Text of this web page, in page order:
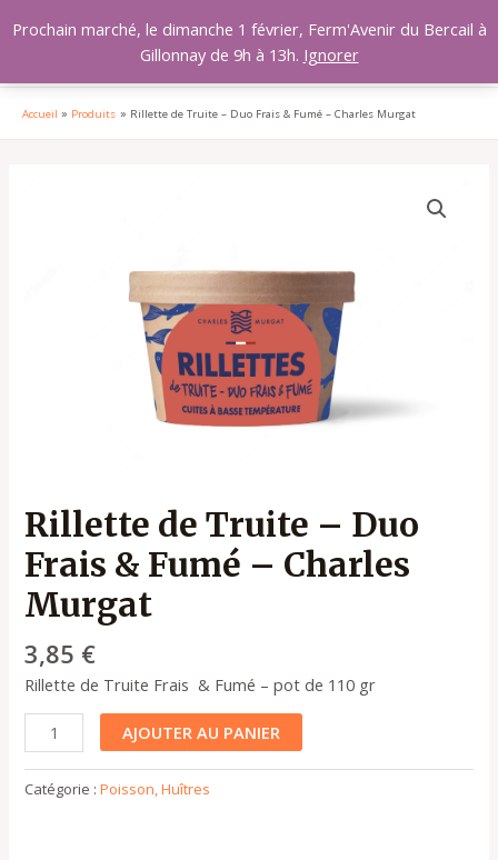
au
Accueil Produits Rillette de Truite – Duo Frais & Fumé – Charles Murgat
Rillette de Truite – Duo
Frais & Fumé – Charles
Murgat
3,85 €
Rillette de Truite Frais & Fumé – pot de 110 gr
AJOUTER AU PANIER
Catégorie :Poisson, Huîtres
Prochain marché, le dimanche 1 février, Ferm'Avenir du Bercail à
Gillonnay de 9h à 13h. Ignorer